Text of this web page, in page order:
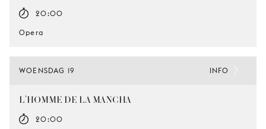
20:00
Opera
WOENSDAG 19
L’HOMME DE LA MANCHA
20:00
INFO